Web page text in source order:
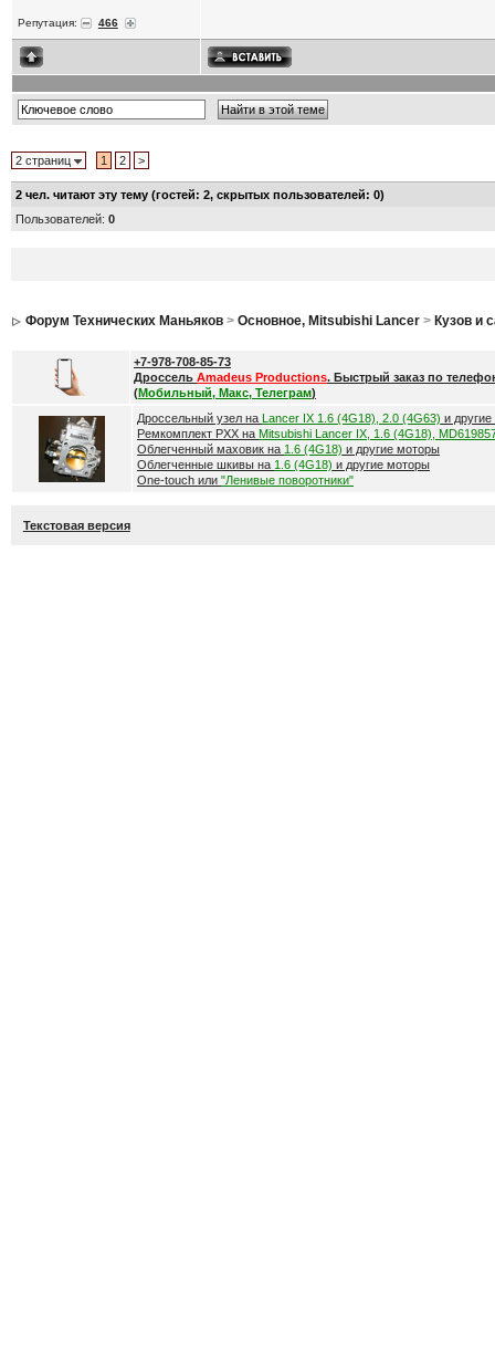
Репутация: 466
2 страниц 1 2 >
2чел. читают эту тему (гостей: 2, скрытых пользователей: 0)
Пользователей: 0
Форум Технических Маньяков> Основное, Mitsubishi Lancer> Кузов и
+7-978-708-85-73
Дроссель Amadeus Productions. Быстрый заказ по
(Мобильный, Макс, Телеграм)
Дроссельный узел на Lancer IX 1.6 (4G18), 2.0 (4G63) и
Ремкомплект РХХ на Mitsubishi Lancer IX, 1.6 (4G18),
Облегченный маховик на 1.6 (4G18) и другие моторы
Облегченные шкивы на 1.6 (4G18) и другие моторы
One-touch или "Ленивые поворотники"
Текстовая версия